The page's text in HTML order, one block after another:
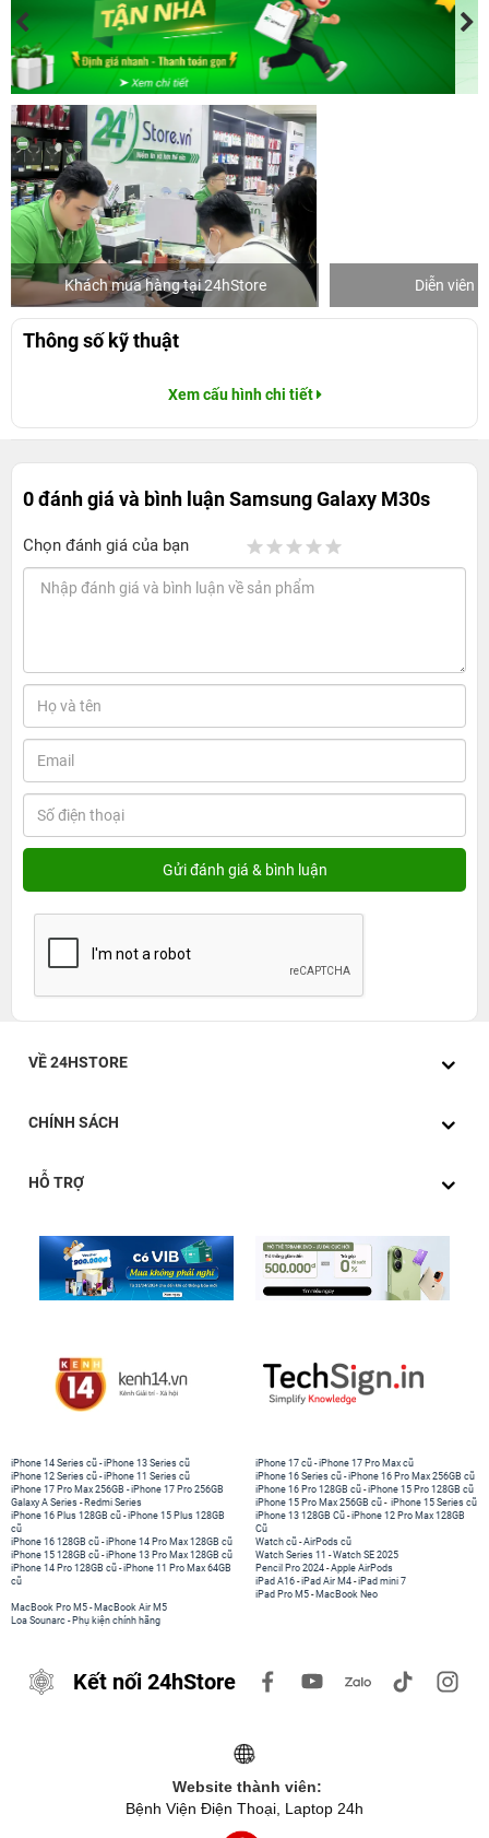
Khách mua hàng tại 24hStore Diễn viên
Thông số kỹ thuật
Xem cấu hình chi tiết
0 đánh giá và bình luậnSamsung Galaxy M30s
Chọn đánh giá của bạn
VỀ 24HSTORE
CHÍNH SÁCH
HỖ TRỢ
iPhone 14 Series cũ -iPhone 13 Series cũ
iPhone 12 Series cũ -iPhone 11 Series cũ
iPhone 17 Pro Max 256GB -iPhone 17 Pro 256GB
Galaxy A Series - Redmi Series
iPhone 17 cũ -iPhone 17 Pro Max cũ
iPhone 16 Series cũ - iPhone 16 Pro Max 256GB cũ
iPhone 16 Pro 128GB cũ -iPhone 15 Pro 128GB cũ
iPhone 15 Pro Max 256GB cũ - iPhone 15 Series cũ
iPhone 16 Plus 128GB cũ -iPhone 15 Plus 128GB
cũ
iPhone 16 128GB cũ -iPhone 14 Pro Max 128GB cũ
iPhone 15 128GB cũ -iPhone 13 Pro Max 128GB cũ
iPhone 14 Pro 128GB cũ -iPhone 11 Pro Max 64GB
cũ
iPhone 13 128GB Cũ -iPhone 12 Pro Max 128GB
Cũ
Watch cũ -AirPods cũ
Watch Series 11 -Watch SE 2025
Pencil Pro 2024 -Apple AirPods
iPad A16 -iPad Air M4 -iPad mini 7
iPad Pro M5 - MacBook Neo
MacBook Pro M5 - MacBook Air M5
Loa Sounarc - Phụ kiện chính hãng
Kết nối 24hStore
Website thành viên:
Bệnh Viện Điện Thoại, Laptop 24h